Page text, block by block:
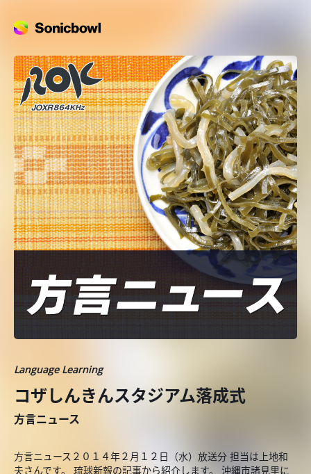
Language Learning
コザしんきんスタジアム落成式
方言ニュース
方言ニュース２０１４年２月１２日（水）放送分 担当は上地和
夫さんです。 琉球新報の記事から紹介します。 沖縄市諸見里に